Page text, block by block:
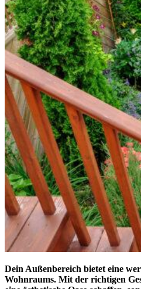
Dein Außenbereich bietet eine
Wohnraums. Mit der richtigen